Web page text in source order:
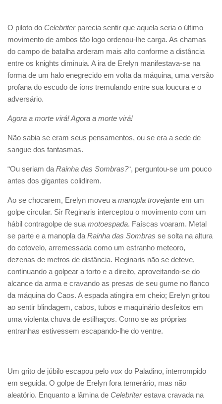
O piloto do Celebriterparecia sentir que aquela seria o último
movimento de ambos tão logo ordenou-lhe carga. As chamas
do campo de batalha arderam mais alto conforme a distância
entre os knights diminuia. A ira de Erelyn manifestava-se na
forma de um halo enegrecido em volta da máquina, uma versão
profana do escudo de íons tremulando entre sua loucura e o
adversário.
Agora a morte virá! Agora a morte virá!
Não sabia se eram seus pensamentos, ou se era a sede de
sangue dos fantasmas.
“Ou seriam da Rainha das Sombras?“, perguntou-se um pouco
antes dos gigantes colidirem.
Ao se chocarem, Erelyn moveu a manopla trovejante em um
golpe circular. Sir Reginaris interceptou o movimento com um
hábil contragolpe de sua motoespada. Faíscas voaram. Metal
se parte e a manopla da Rainha das Sombras se solta na altura
do cotovelo, arremessada como um estranho meteoro,
dezenas de metros de distância. Reginaris não se deteve,
continuando a golpear a torto e a direito, aproveitando-se do
alcance da arma e cravando as presas de seu gume no flanco
da máquina do Caos. A espada atingira em cheio; Erelyn gritou
ao sentir blindagem, cabos, tubos e maquinário desfeitos em
uma violenta chuva de estilhaços. Como se as próprias
entranhas estivessem escapando-lhe do ventre.
Um grito de júbilo escapou pelo vox do Paladino, interrompido
em seguida. O golpe de Erelyn fora temerário, mas não
aleatório. Enquanto a lâmina de Celebriterestava cravada na